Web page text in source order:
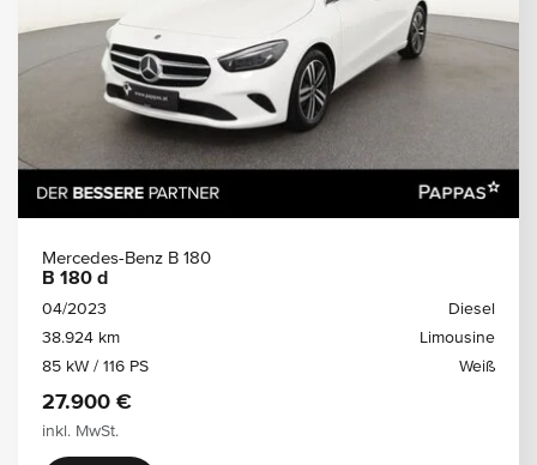
Mercedes-Benz B 180
B 180 d
04/2023
Diesel
38.924 km
Limousine
85 kW / 116 PS
Weiß
27.900 €
inkl. MwSt.